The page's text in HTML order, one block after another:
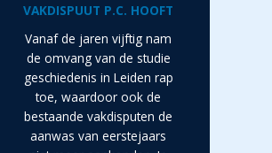
VAKDISPUUT P.C. HOOFT
Vanaf de jaren vijftig nam
de omvang van de studie
geschiedenis in Leiden rap
toe, waardoor ook de
bestaande vakdisputen de
aanwas van eerstejaars